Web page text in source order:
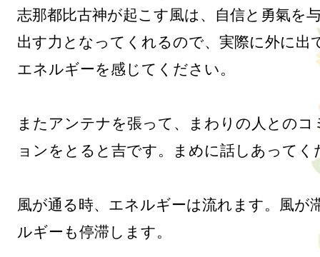
志那都比古神が起こす風は、自信と勇氣を
出す力となってくれるので、実際に外に出
エネルギーを感じてください。
またアンテナを張って、まわりの人とのコ
ョンをとると吉です。まめに話しあってく
風が通る時、エネルギーは流れます。風が
ルギーも停滞します。